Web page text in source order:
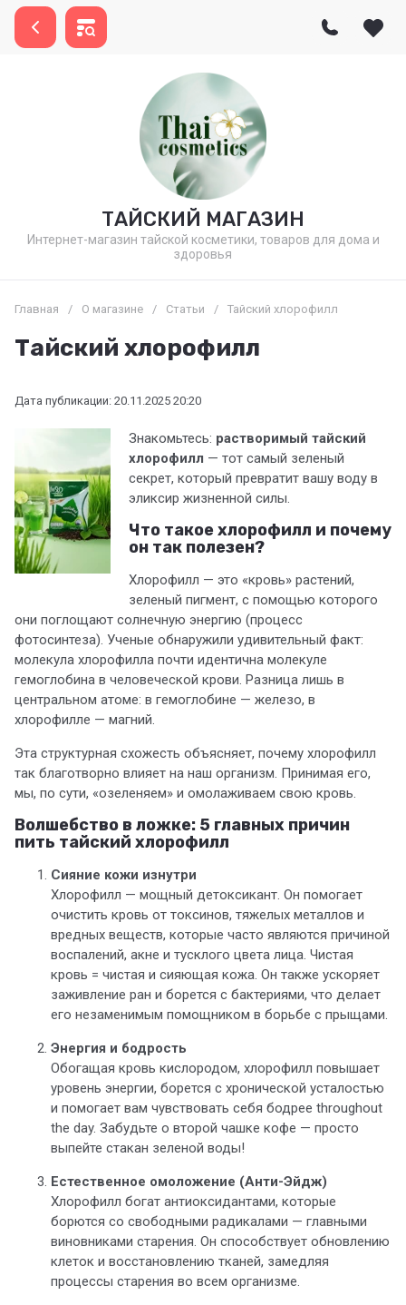
ТАЙСКИЙ МАГАЗИН
Интернет-магазин тайской косметики, товаров для дома и
здоровья
Главная / О магазине / Статьи / Тайский хлорофилл
Тайский хлорофилл
Дата публикации: 20.11.2025 20:20
Знакомьтесь: растворимый тайский
хлорофилл — тот самый зеленый
секрет, который превратит вашу воду в
эликсир жизненной силы.
Что такое хлорофилл и почему
он так полезен?
Хлорофилл — это «кровь» растений,
зеленый пигмент, с помощью которого
они поглощают солнечную энергию (процесс
фотосинтеза). Ученые обнаружили удивительный факт:
молекула хлорофилла почти идентична молекуле
гемоглобина в человеческой крови. Разница лишь в
центральном атоме: в гемоглобине — железо, в
хлорофилле — магний.
Эта структурная схожесть объясняет, почему хлорофилл
так благотворно влияет на наш организм. Принимая его,
мы, по сути, «озеленяем» и омолаживаем свою кровь.
Волшебство в ложке: 5 главных причин
пить тайский хлорофилл
Сияние кожи изнутри
Хлорофилл — мощный детоксикант. Он помогает
очистить кровь от токсинов, тяжелых металлов и
вредных веществ, которые часто являются причиной
воспалений, акне и тусклого цвета лица. Чистая
кровь = чистая и сияющая кожа. Он также ускоряет
заживление ран и борется с бактериями, что делает
его незаменимым помощником в борьбе с прыщами.
Энергия и бодрость
Обогащая кровь кислородом, хлорофилл повышает
уровень энергии, борется с хронической усталостью
и помогает вам чувствовать себя бодрее throughout
the day. Забудьте о второй чашке кофе — просто
выпейте стакан зеленой воды!
Естественное омоложение (Анти-Эйдж)
Хлорофилл богат антиоксидантами, которые
борются со свободными радикалами — главными
виновниками старения. Он способствует обновлению
клеток и восстановлению тканей, замедляя
процессы старения во всем организме.